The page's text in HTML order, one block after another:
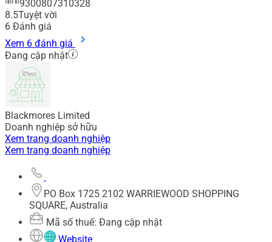
9300807310328
8.5Tuyệt vời
6 Đánh giá
Xem 6 đánh giá
Đang cập nhật
Blackmores Limited
Doanh nghiệp sở hữu
Xem trang doanh nghiệp
Xem trang doanh nghiệp
PO Box 1725 2102 WARRIEWOOD SHOPPING
SQUARE, Australia
Mã số thuế: Đang cập nhật
Website